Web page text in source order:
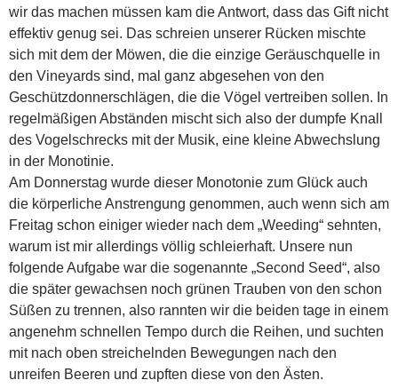
wir das machen müssen kam die Antwort, dass das Gift nicht
effektiv genug sei. Das schreien unserer Rücken mischte
sich mit dem der Möwen, die die einzige Geräuschquelle in
den Vineyards sind, mal ganz abgesehen von den
Geschützdonnerschlägen, die die Vögel vertreiben sollen. In
regelmäßigen Abständen mischt sich also der dumpfe Knall
des Vogelschrecks mit der Musik, eine kleine Abwechslung
in der Monotinie.
Am Donnerstag wurde dieser Monotonie zum Glück auch
die körperliche Anstrengung genommen, auch wenn sich am
Freitag schon einiger wieder nach dem „Weeding“ sehnten,
warum ist mir allerdings völlig schleierhaft. Unsere nun
folgende Aufgabe war die sogenannte „Second Seed“, also
die später gewachsen noch grünen Trauben von den schon
Süßen zu trennen, also rannten wir die beiden tage in einem
angenehm schnellen Tempo durch die Reihen, und suchten
mit nach oben streichelnden Bewegungen nach den
unreifen Beeren und zupften diese von den Ästen.